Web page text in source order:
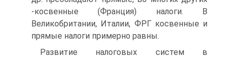
-косвенные (Франция) налоги. В
Великобритании, Италии, ФРГ косвенные и
прямые налоги примерно равны.
Развитие налоговых систем в